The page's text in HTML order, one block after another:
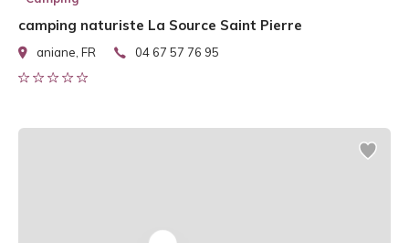
camping naturiste La Source Saint Pierre
aniane, FR 04 67 57 76 95